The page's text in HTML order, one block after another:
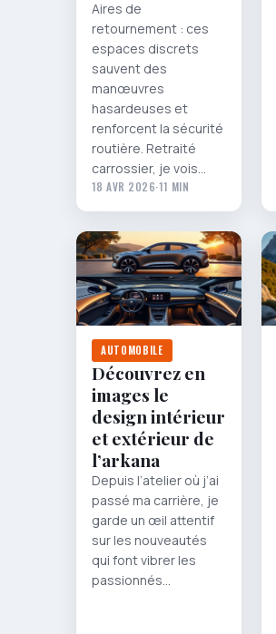
Aires de
retournement : ces
espaces discrets
sauvent des
manœuvres
hasardeuses et
renforcent la sécurité
routière. Retraité
carrossier, je vois…
18 AVR 2026·11 MIN
AUTOMOBILE
Découvrez en
images le
design intérieur
et extérieur de
l’arkana
Depuis l’atelier où j’ai
passé ma carrière, je
garde un œil attentif
sur les nouveautés
qui font vibrer les
passionnés…